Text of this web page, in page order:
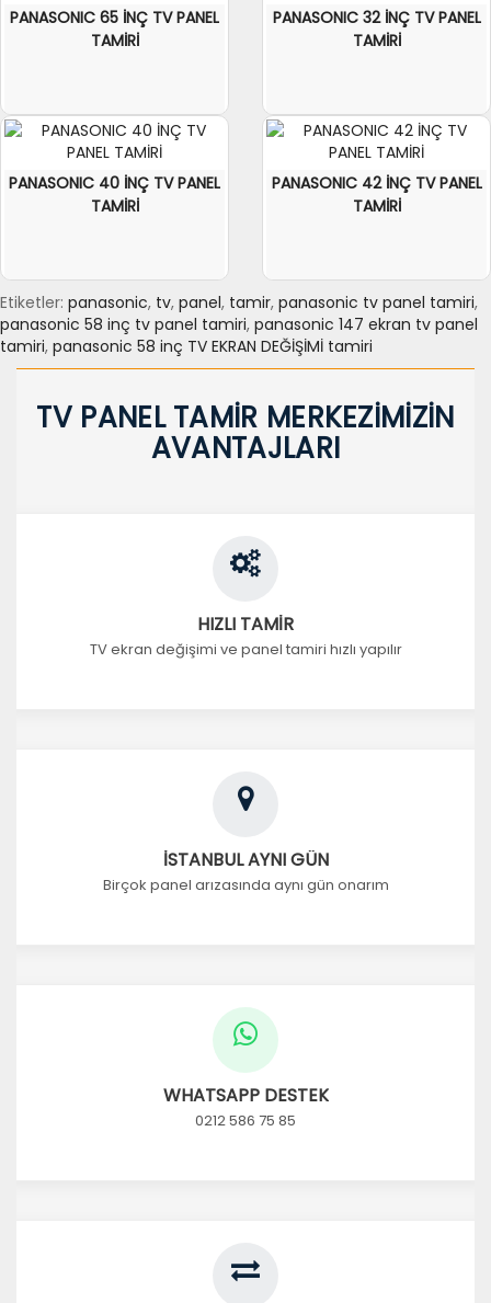
PANASONIC 65 İNÇ TV PANEL
TAMİRİ
PANASONIC 32 İNÇ TV PANEL
TAMİRİ
PANASONIC 40 İNÇ TV PANEL
TAMİRİ
PANASONIC 42 İNÇ TV PANEL
TAMİRİ
Etiketler: panasonic, tv, panel, tamir, panasonic tv panel tamiri,
panasonic 58 inç tv panel tamiri, panasonic 147 ekran tv panel
tamiri, panasonic 58 inç TV EKRAN DEĞİŞİMİ tamiri
TV PANEL TAMİR MERKEZİMİZİN
AVANTAJLARI
HIZLI TAMİR
TV ekran değişimi ve panel tamiri hızlı yapılır
İSTANBUL AYNI GÜN
Birçok panel arızasında aynı gün onarım
WHATSAPP DESTEK
0212 586 75 85